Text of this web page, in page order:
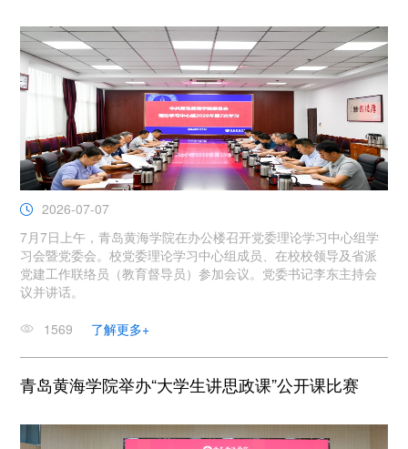
2026-07-07
7月7日上午，青岛黄海学院在办公楼召开党委理论学习中心组学
习会暨党委会。校党委理论学习中心组成员、在校校领导及省派
党建工作联络员（教育督导员）参加会议。党委书记李东主持会
议并讲话。
1569 了解更多+
青岛黄海学院举办“大学生讲思政课”公开课比赛